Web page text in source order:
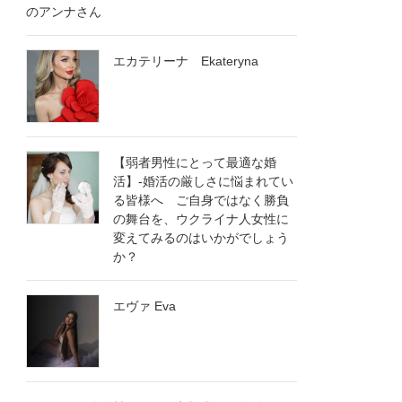
のアンナさん
エカテリーナ Ekateryna
【弱者男性にとって最適な婚
活】-婚活の厳しさに悩まれてい
る皆様へ ご自身ではなく勝負
の舞台を、ウクライナ人女性に
変えてみるのはいかがでしょう
か？
エヴァ Eva